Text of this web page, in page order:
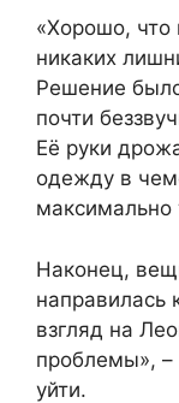
«Хорошо, что
никаких
Решение
почти
Её руки
одежду в
максимально
Наконец,
направилась
взгляд на
проблемы»,
уйти.